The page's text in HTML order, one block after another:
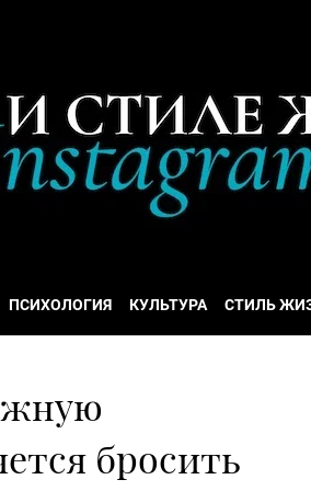
ПСИХОЛОГИЯ КУЛЬТУРА СТИЛЬ
бросить